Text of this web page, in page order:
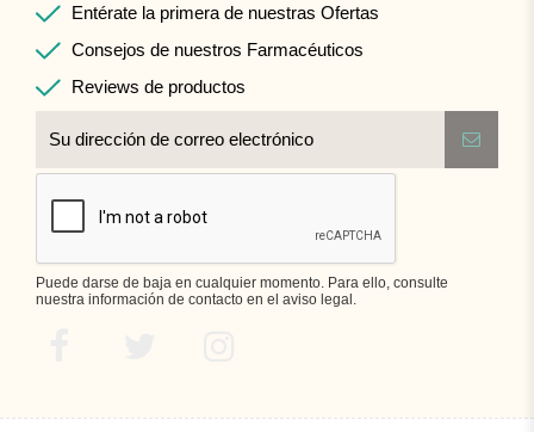
Entérate la primera de nuestras Ofertas
Consejos de nuestros Farmacéuticos
Reviews de productos
Puede darse de baja en cualquier momento. Para ello, consulte
nuestra información de contacto en el aviso legal.